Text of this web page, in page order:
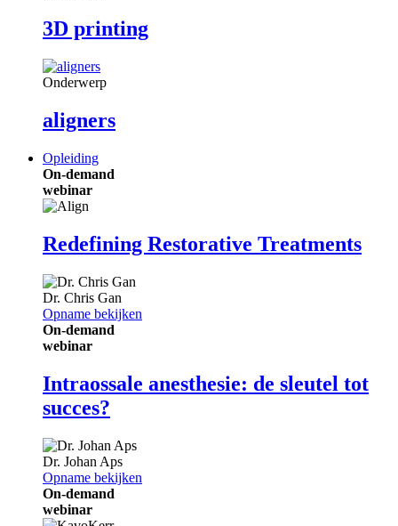
3D printing
Onderwerp
aligners
Opleiding
On-demand
webinar
Redefining Restorative Treatments
Dr. Chris Gan
Opname bekijken
On-demand
webinar
Intraossale anesthesie: de sleutel tot
succes?
Dr. Johan Aps
Opname bekijken
On-demand
webinar